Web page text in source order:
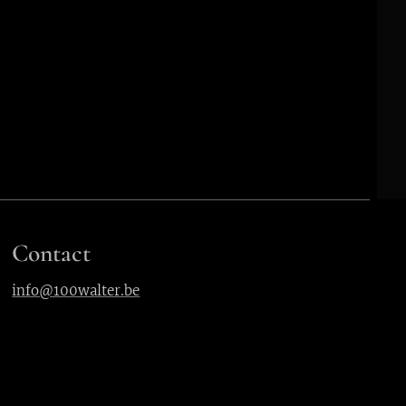
Contact
info@100walter.be